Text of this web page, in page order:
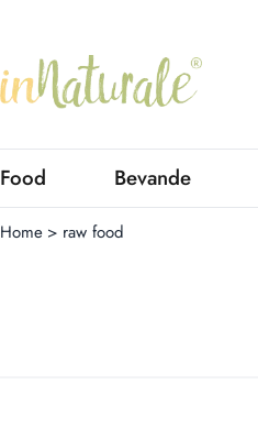
Food Bevande
Home > raw food